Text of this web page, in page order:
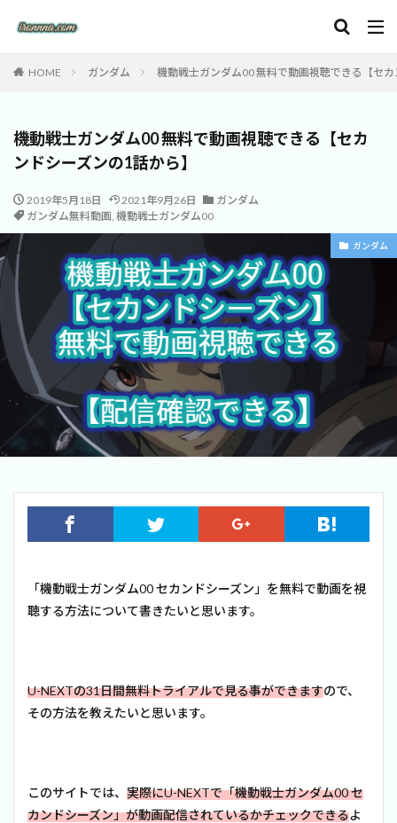
HOME ガンダム 機動戦士ガンダム00 無料で動画視聴できる【セ
機動戦士ガンダム00 無料で動画視聴できる【セカ
ンドシーズンの1話から】
2019年5月18日 2021年9月26日
ガンダム
ガンダム無料動画, 機動戦士ガンダム00
ガンダム
「機動戦士ガンダム00 セカンドシーズン」を無料で動画を視
聴する方法について書きたいと思います。
U-NEXTの31日間無料トライアルで見る事ができますので、
その方法を教えたいと思います。
このサイトでは、 実際にU-NEXTで「機動戦士ガンダム00 セ
カンドシーズン」が動画配信されているかチェックできるよ